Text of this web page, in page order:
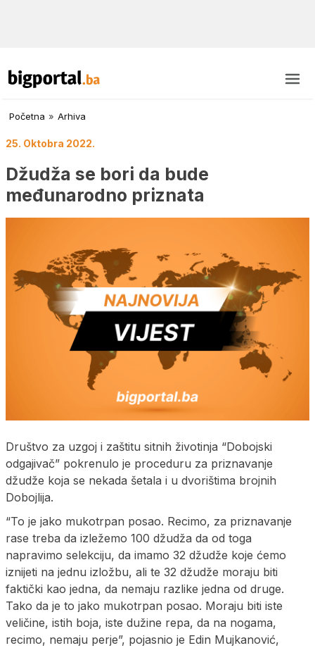
Početna » Arhiva
25. Oktobra 2022.
Džudža se bori da bude
međunarodno priznata
Društvo za uzgoj i zaštitu sitnih životinja “Dobojski
odgajivač” pokrenulo je proceduru za priznavanje
džudže koja se nekada šetala i u dvorištima brojnih
Dobojlija.
“To je jako mukotrpan posao. Recimo, za priznavanje
rase treba da izležemo 100 džudža da od toga
napravimo selekciju, da imamo 32 džudže koje ćemo
iznijeti na jednu izložbu, ali te 32 džudže moraju biti
faktički kao jedna, da nemaju razlike jedna od druge.
Tako da je to jako mukotrpan posao. Moraju biti iste
veličine, istih boja, iste dužine repa, da na nogama,
recimo, nemaju perje”, pojasnio je Edin Mujkanović,